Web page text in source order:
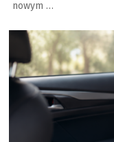
nowym …
a